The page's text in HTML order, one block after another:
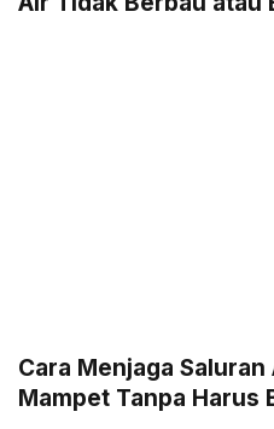
Cara Menjaga
Mampet Tanpa Harus